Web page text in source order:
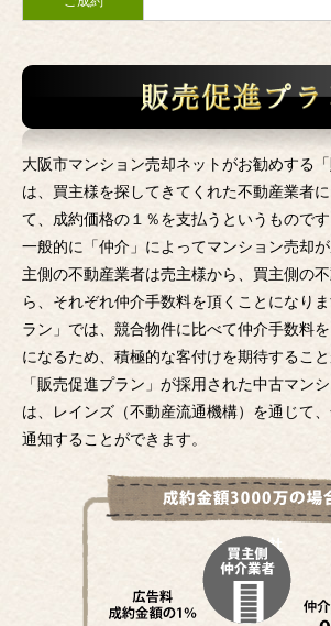
大阪市マンション売却ネットがお勧めする「
は、買主様を探してきてくれた不動産業者
て、成約価格の１％を支払うというものです
一般的に「仲介」によってマンション売却
主側の不動産業者は売主様から、買主側の
ら、それぞれ仲介手数料を頂くことになり
ラン」では、競合物件に比べて仲介手数料
になるため、積極的な客付けを期待すること
「販売促進プラン」が採用された中古マン
は、レインズ（不動産流通機構）を通じて
通知することができます。